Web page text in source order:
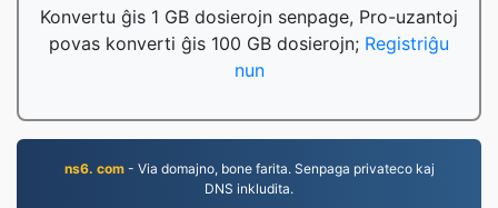
Konvertu ĝis 1 GB dosierojn senpage, Pro-uzantoj
povas konverti ĝis 100 GB dosierojn; Registriĝu
nun
ns6. com- Via domajno, bone farita. Senpaga privateco kaj
DNS inkludita.